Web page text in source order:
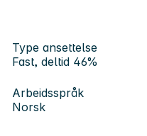
Type ansettelse
Fast, deltid 46%
Arbeidsspråk
Norsk